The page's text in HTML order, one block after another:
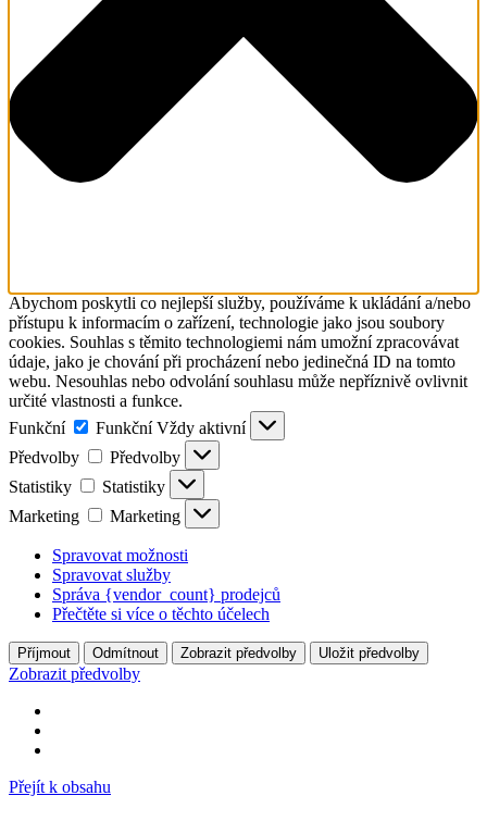
Abychom poskytli co nejlepší služby, používáme k ukládání a/nebo
přístupu k informacím o zařízení, technologie jako jsou soubory
cookies. Souhlas s těmito technologiemi nám umožní zpracovávat
údaje, jako je chování při procházení nebo jedinečná ID na tomto
webu. Nesouhlas nebo odvolání souhlasu může nepříznivě ovlivnit
určité vlastnosti a funkce.
Funkční
Funkční Vždy aktivní
Předvolby
Předvolby
Statistiky
Statistiky
Marketing
Marketing
Spravovat možnosti
Spravovat služby
Správa {vendor_count} prodejců
Přečtěte si více o těchto účelech
Příjmout Odmítnout Zobrazit předvolby Uložit předvolby
Zobrazit předvolby
Přejít k obsahu